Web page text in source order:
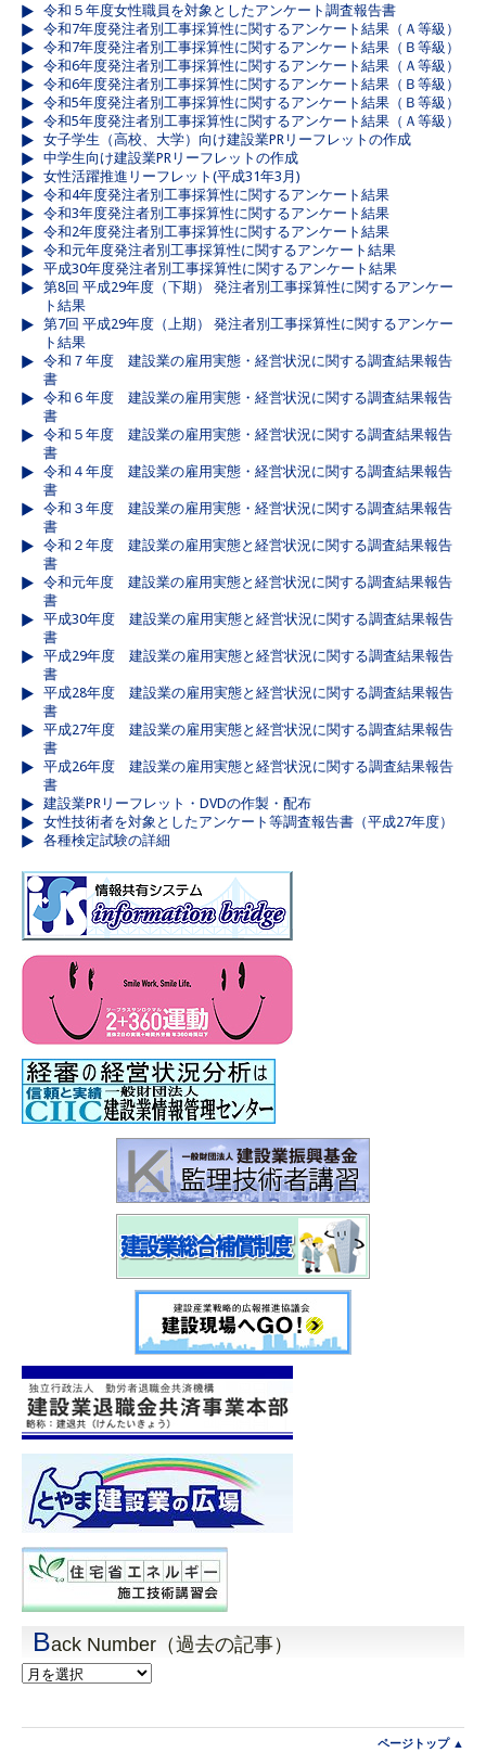
令和５年度女性職員を対象としたアンケート調査報告書
令和7年度発注者別工事採算性に関するアンケート結果（Ａ等級）
令和7年度発注者別工事採算性に関するアンケート結果（Ｂ等級）
令和6年度発注者別工事採算性に関するアンケート結果（Ａ等級）
令和6年度発注者別工事採算性に関するアンケート結果（Ｂ等級）
令和5年度発注者別工事採算性に関するアンケート結果（Ｂ等級）
令和5年度発注者別工事採算性に関するアンケート結果（Ａ等級）
女子学生（高校、大学）向け建設業PRリーフレットの作成
中学生向け建設業PRリーフレットの作成
女性活躍推進リーフレット(平成31年3月)
令和4年度発注者別工事採算性に関するアンケート結果
令和3年度発注者別工事採算性に関するアンケート結果
令和2年度発注者別工事採算性に関するアンケート結果
令和元年度発注者別工事採算性に関するアンケート結果
平成30年度発注者別工事採算性に関するアンケート結果
第8回 平成29年度（下期） 発注者別工事採算性に関するアンケー
ト結果
第7回 平成29年度（上期） 発注者別工事採算性に関するアンケー
ト結果
令和７年度 建設業の雇用実態・経営状況に関する調査結果報告
書
令和６年度 建設業の雇用実態・経営状況に関する調査結果報告
書
令和５年度 建設業の雇用実態・経営状況に関する調査結果報告
書
令和４年度 建設業の雇用実態・経営状況に関する調査結果報告
書
令和３年度 建設業の雇用実態・経営状況に関する調査結果報告
書
令和２年度 建設業の雇用実態と経営状況に関する調査結果報告
書
令和元年度 建設業の雇用実態と経営状況に関する調査結果報告
書
平成30年度 建設業の雇用実態と経営状況に関する調査結果報告
書
平成29年度 建設業の雇用実態と経営状況に関する調査結果報告
書
平成28年度 建設業の雇用実態と経営状況に関する調査結果報告
書
平成27年度 建設業の雇用実態と経営状況に関する調査結果報告
書
平成26年度 建設業の雇用実態と経営状況に関する調査結果報告
書
建設業PRリーフレット・DVDの作製・配布
女性技術者を対象としたアンケート等調査報告書（平成27年度）
各種検定試験の詳細
Back Number（過去の記事）
Back
Number（過
ページトップ ▲